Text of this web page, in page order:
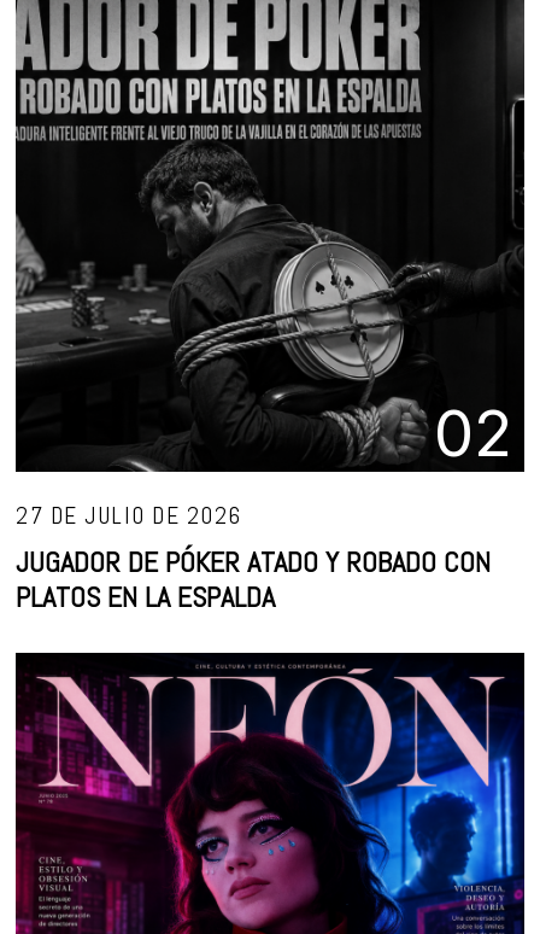
02
27 DE JULIO DE 2026
JUGADOR DE PÓKER ATADO Y ROBADO CON
PLATOS EN LA ESPALDA